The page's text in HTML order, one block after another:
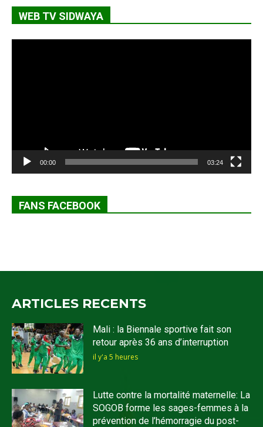
WEB TV SIDWAYA
00:00 03:24
FANS FACEBOOK
ARTICLES RECENTS
Mali : la Biennale sportive fait son
retour après 36 ans d’interruption
il y'a 5 heures
Lutte contre la mortalité maternelle: La
SOGOB forme les sages-femmes à la
prévention de l’hémorragie du post-